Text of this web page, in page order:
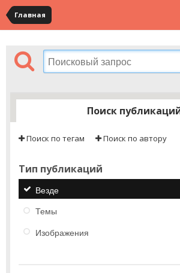
Главная
Поиск
Поиск по тегам Поиск по автору
Тип публикаций
Везде
Темы
Изображения